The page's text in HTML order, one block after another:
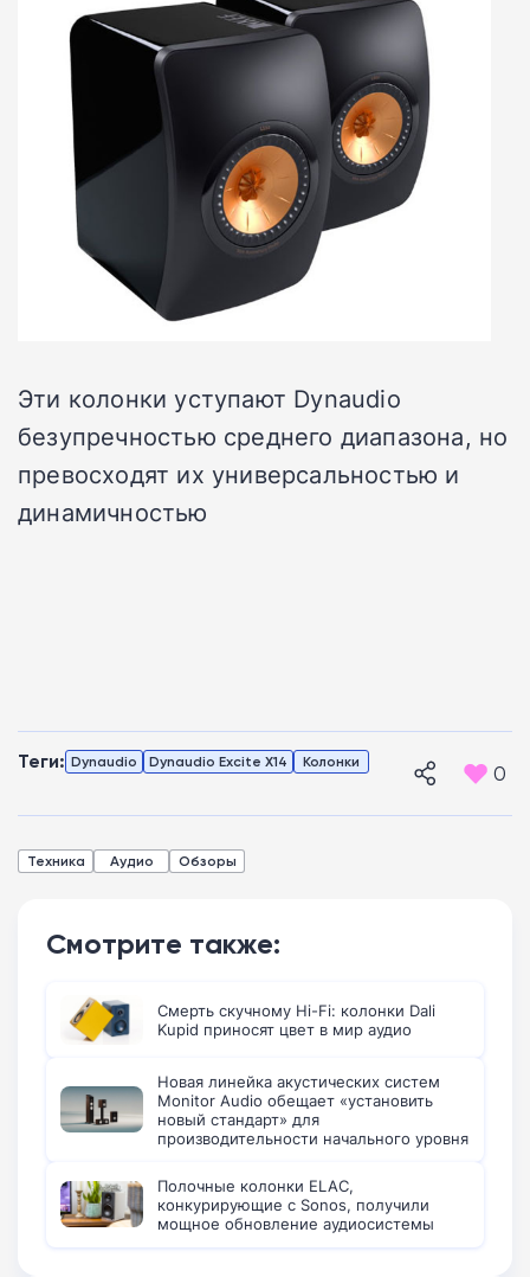
Эти колонки уступают Dynaudio
безупречностью среднего диапазона, но
превосходят их универсальностью и
динамичностью
Теги: Dynaudio Dynaudio Excite X14 Колонки 0
Техника Аудио Обзоры
Смотрите также:
Смерть скучному Hi-Fi: колонки Dali
Kupid приносят цвет в мир аудио
Новая линейка акустических систем
Monitor Audio обещает «установить
новый стандарт» для
производительности начального уровня
Полочные колонки ELAC,
конкурирующие с Sonos, получили
мощное обновление аудиосистемы